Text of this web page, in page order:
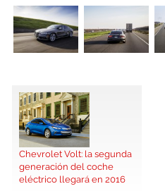
Chevrolet Volt: la segunda
generación del coche
eléctrico llegará en 2016